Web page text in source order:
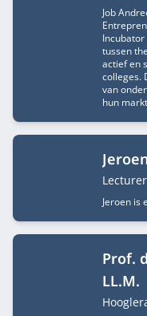
Job
tussen
actief en
colleges.
van
hun
Jeroen is
Prof.
LL.M.